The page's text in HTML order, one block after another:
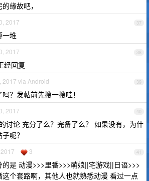
缘故吧，
37
2017
一堆
38
2017
经回复
39
2017 via Android
？发帖前先搜一搜哇！
40
2017
讨论 充分了么？完备了么？ 如果没有，为什
呢？
41
3
是 动漫>>>里番>>>萌娘||宅游戏||日语>>>
个套路啊，其他人也就熟悉动漫 看过一点